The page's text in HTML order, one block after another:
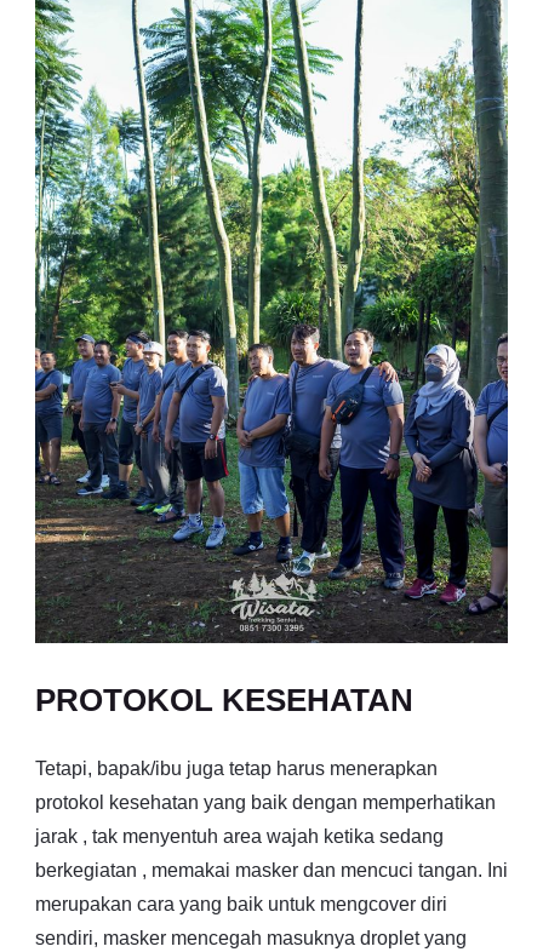
PROTOKOL KESEHATAN
Tetapi, bapak/ibu juga tetap harus menerapkan
protokol kesehatan yang baik dengan memperhatikan
jarak , tak menyentuh area wajah ketika sedang
berkegiatan , memakai masker dan mencuci tangan. Ini
merupakan cara yang baik untuk mengcover diri
sendiri, masker mencegah masuknya droplet yang